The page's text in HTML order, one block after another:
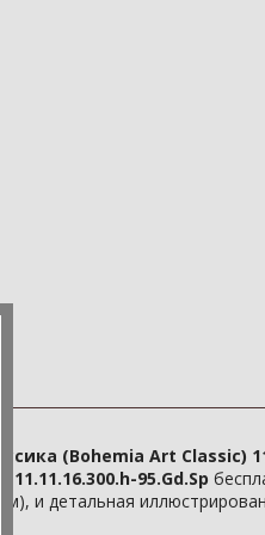
(Bohemia Art Classic)
11.11.16.300.h-95.Gd.Sp
и детальная